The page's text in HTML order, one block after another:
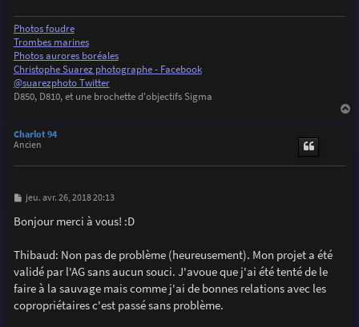
Photos foudre
Trombes marines
Photos aurores boréales
Christophe Suarez photographe - Facebook
@suarezphoto Twitter
D850, D810, et une brochette d'objectifs Sigma
Charlot 94
Ancien
M
s
s
g
e
jeu. avr. 26, 2018 20:13
Bonjour merci à vous! :D
Thibaud: Non pas de problème (heureusement). Mon projet a été
validé par l'AG sans aucun souci. J'avoue que j'ai été tenté de le
faire à la sauvage mais comme j'ai de bonnes relations avec les
copropriétaires c'est passé sans problème.